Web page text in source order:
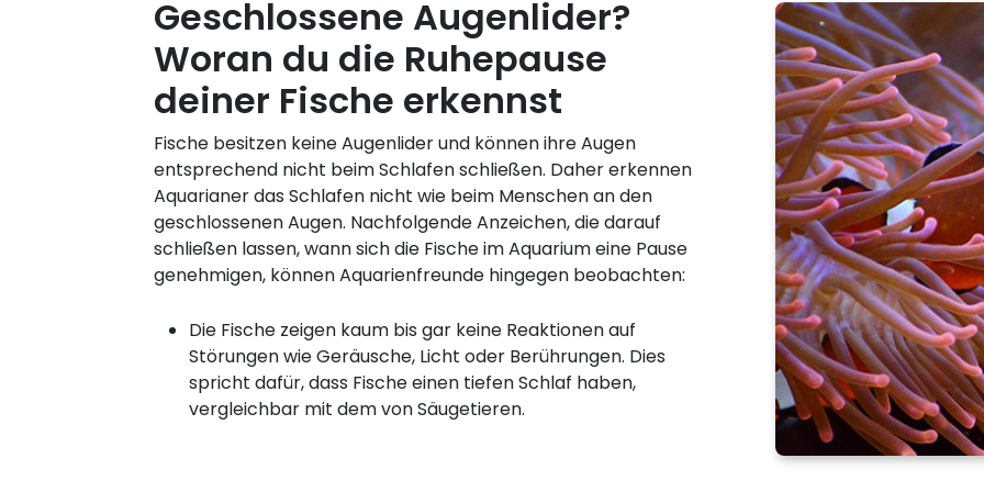
Geschlossene Augenlider?
Woran du die Ruhepause
deiner Fische erkennst
Fische besitzen keine Augenlider und können ihre Augen
entsprechend nicht beim Schlafen schließen. Daher erkennen
Aquarianer das Schlafen nicht wie beim Menschen an den
geschlossenen Augen. Nachfolgende Anzeichen, die darauf
schließen lassen, wann sich die Fische im Aquarium eine Pause
genehmigen, können Aquarienfreunde hingegen beobachten:
Die Fische zeigen kaum bis gar keine Reaktionen auf
Störungen wie Geräusche, Licht oder Berührungen. Dies
spricht dafür, dass Fische einen tiefen Schlaf haben,
vergleichbar mit dem von Säugetieren.